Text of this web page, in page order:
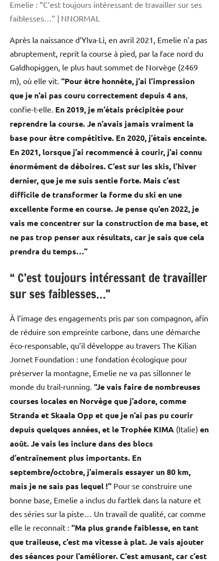
Emelie : “C’est toujours intéressant de travailler sur ses
faiblesses…” | NNORMAL
Après la naissance d’Ylva-Li, en avril 2021, Emelie n’a pas
abruptement, reprit la course à pied, par la face nord du
Galdhopiggen, le plus haut sommet de Norvège (2469
m), où elle vit. “Pour être honnête, j’ai l’impression
que je n’ai pas couru correctement depuis 4 ans,
confie-t-elle. En 2019, je m’étais précipitée pour
reprendre la course. Je n’avais jamais vraiment la
base pour être compétitive. En 2020, j’étais enceinte.
En 2021, lorsque j’ai recommencé à courir, j’ai connu
énormément de déboires. C’est sur les skis, l’hiver
dernier, que je me suis sentie forte. Mais c’est
difficile de transformer la forme du ski en une
excellente forme en course. Je pense qu’en 2022, je
vais me concentrer sur la construction de ma base, et
ne pas trop penser aux résultats, car je sais que cela
prendra du temps…”
“ C’est toujours intéressant de travailler
sur ses faiblesses…”
À l’image des engagements pris par son compagnon, afin
de réduire son empreinte carbone, dans une démarche
éco-responsable, qu’il développe au travers The Kilian
Jornet Foundation : une fondation écologique pour
préserver la montagne, Emelie ne va pas sillonner le
monde du trail-running. “Je vais faire de nombreuses
courses locales en Norvège que j’adore, comme
Stranda et Skaala Opp et que je n’ai pas pu courir
depuis quelques années, et le Trophée KIMA (Italie) en
août. Je vais les inclure dans des blocs
d’entraînement plus importants. En
septembre/octobre, j’aimerais essayer un 80 km,
mais je ne sais pas lequel !” Pour se construire une
bonne base, Emelie a inclus du fartlek dans la nature et
des séries sur la piste… Un travail de qualité, car comme
elle le reconnaît : “Ma plus grande faiblesse, en tant
que traileuse, c’est ma vitesse à plat. Je vais ajouter
des séances pour l’améliorer. C’est amusant, car c’est